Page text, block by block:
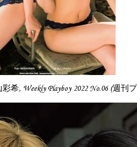
彩希, Weekly Playboy 2022 No.06 (週